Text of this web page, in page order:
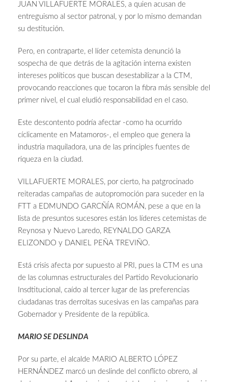
JUAN VILLAFUERTE MORALES, a quien acusan de
entreguismo al sector patronal, y por lo mismo demandan
su destitución.
Pero, en contraparte, el líder cetemista denunció la
sospecha de que detrás de la agitación interna existen
intereses políticos que buscan desestabilizar a la CTM,
provocando reacciones que tocaron la fibra más sensible del
primer nivel, el cual eludió responsabilidad en el caso.
Este descontento podría afectar -como ha ocurrido
cíclicamente en Matamoros-, el empleo que genera la
industria maquiladora, una de las principles fuentes de
riqueza en la ciudad.
VILLAFUERTE MORALES, por cierto, ha patgrocinado
reiteradas campañas de autopromoción para suceder en la
FTT a EDMUNDO GARCÑÍA ROMÁN, pese a que en la
lista de presuntos sucesores están los líderes cetemistas de
Reynosa y Nuevo Laredo, REYNALDO GARZA
ELIZONDO y DANIEL PEÑA TREVIÑO.
Está crisis afecta por supuesto al PRI, pues la CTM es una
de las columnas estructurales del Partido Revolucionario
Insdtitucional, caído al tercer lugar de las preferencias
ciudadanas tras derroltas sucesivas en las campañas para
Gobernador y Presidente de la república.
MARIO SE DESLINDA
Por su parte, el alcalde MARIO ALBERTO LÓPEZ
HERNÁNDEZ marcó un deslinde del conflicto obrero, al